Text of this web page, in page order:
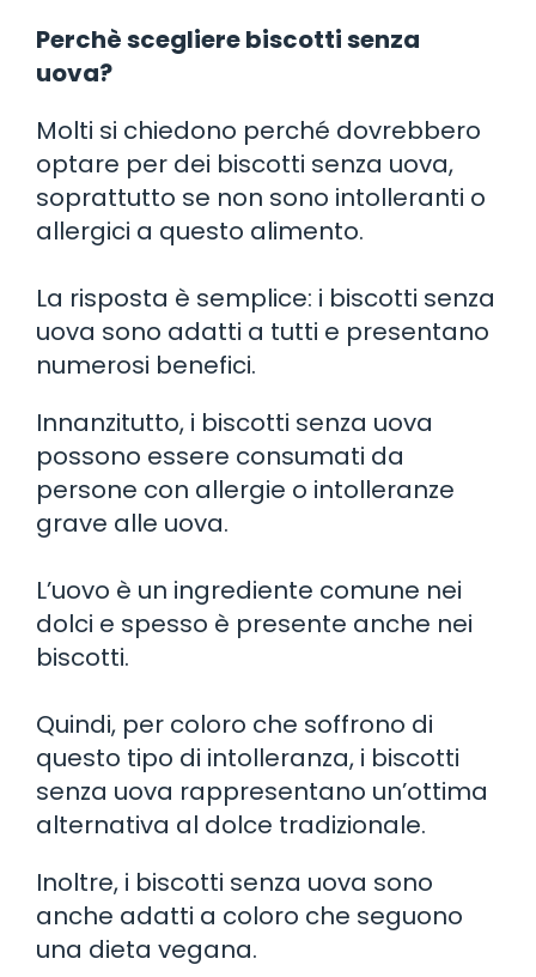
Perchè scegliere biscotti senza
uova?
Molti si chiedono perché dovrebbero
optare per dei biscotti senza uova,
soprattutto se non sono intolleranti o
allergici a questo alimento.
La risposta è semplice: i biscotti senza
uova sono adatti a tutti e presentano
numerosi benefici.
Innanzitutto, i biscotti senza uova
possono essere consumati da
persone con allergie o intolleranze
grave alle uova.
L’uovo è un ingrediente comune nei
dolci e spesso è presente anche nei
biscotti.
Quindi, per coloro che soffrono di
questo tipo di intolleranza, i biscotti
senza uova rappresentano un’ottima
alternativa al dolce tradizionale.
Inoltre, i biscotti senza uova sono
anche adatti a coloro che seguono
una dieta vegana.